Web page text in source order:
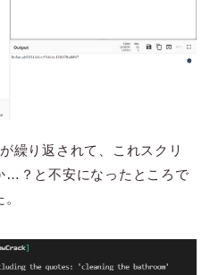
繰り返されて、これスクリ
…？と不安になったところで